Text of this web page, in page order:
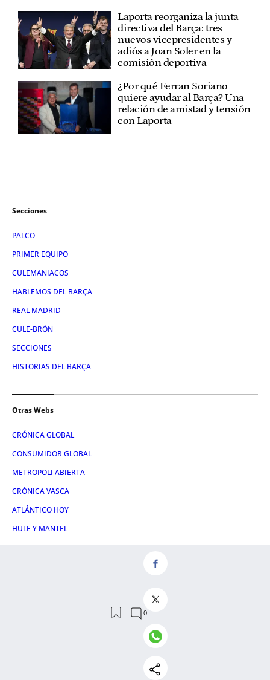
Laporta reorganiza la junta
directiva del Barça: tres
nuevos vicepresidentes y
adiós a Joan Soler en la
comisión deportiva
¿Por qué Ferran Soriano
quiere ayudar al Barça? Una
relación de amistad y tensión
con Laporta
Secciones
PALCO
PRIMER EQUIPO
CULEMANIACOS
HABLEMOS DEL BARÇA
REAL MADRID
CULE-BRÓN
SECCIONES
HISTORIAS DEL BARÇA
Otras Webs
CRÓNICA GLOBAL
CONSUMIDOR GLOBAL
METROPOLI ABIERTA
CRÓNICA VASCA
ATLÁNTICO HOY
HULE Y MANTEL
LETRA GLOBAL